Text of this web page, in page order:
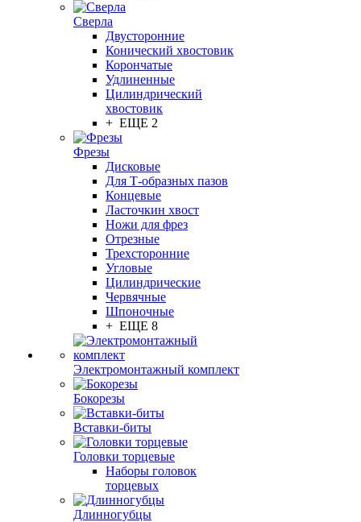
Сверла
Двусторонние
Конический хвостовик
Корончатые
Удлиненные
Цилиндрический
хвостовик
+ ЕЩЕ 2
Фрезы
Дисковые
Для Т-образных пазов
Концевые
Ласточкин хвост
Ножи для фрез
Отрезные
Трехсторонние
Угловые
Цилиндрические
Червячные
Шпоночные
+ ЕЩЕ 8
Электромонтажный комплект
Бокорезы
Вставки-биты
Головки торцевые
Наборы головок
торцевых
Длинногубцы